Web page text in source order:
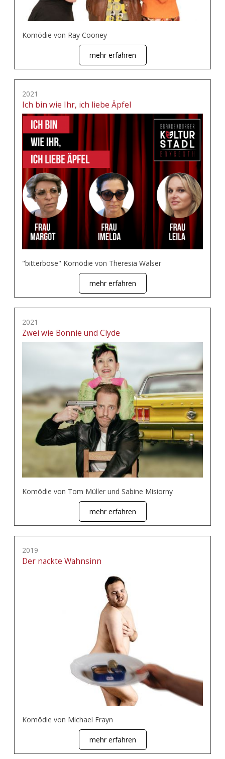
Komödie von Ray Cooney
mehr erfahren
2021
Ich bin wie Ihr, ich liebe Äpfel
"bitterböse" Komödie von Theresia Walser
mehr erfahren
2021
Zwei wie Bonnie und Clyde
Komödie von Tom Müller und Sabine Misiorny
mehr erfahren
2019
Der nackte Wahnsinn
Komödie von Michael Frayn
mehr erfahren